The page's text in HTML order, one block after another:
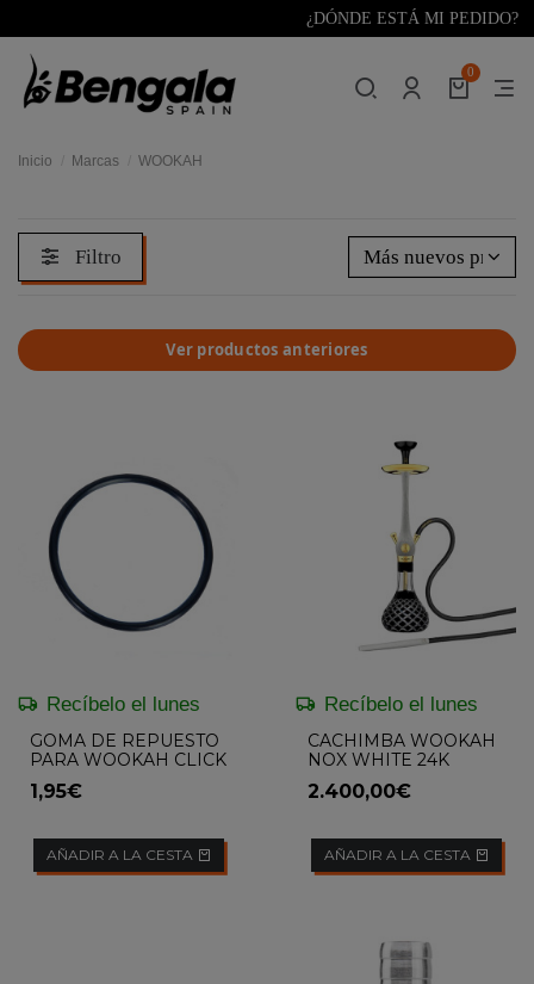
¿DÓNDE ESTÁ MI PEDIDO?
0
Inicio Marcas WOOKAH
Filtro Más nuevos
Ver productos anteriores
Recíbelo el lunes
GOMA DE REPUESTO
PARA WOOKAH CLICK
SYSTEM
1,95€
AÑADIR A LA CESTA
Recíbelo el lunes
CACHIMBA WOOKAH
NOX WHITE 24K
CHECK BLACK
MASTERCUT
2.400,00€
AÑADIR A LA CESTA